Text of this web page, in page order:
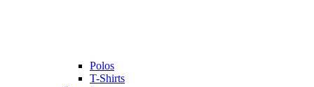
Polos
T-Shirts